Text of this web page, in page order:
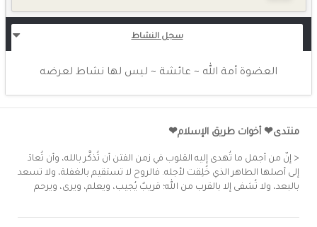
سجل النشاط
العضوة أمة الله ~ عائشة ~ ليس لها نشاط لعرضه
منتدى❤ أخوات طريق الإسلام❤
< إنّ من أجمل ما تُهدى إليه القلوب في زمن الفتن أن تُذكَّر بالله، وأن تُعادَ
إلى أصلها الطاهر الذي خُلِقت لأجله. فالروح لا تستقيم بالغفلة، ولا تسعد
بالبعد، ولا تُشفى إلا بالقرب من الله؛ قريبٌ يُجيب، ويعلم، ويرى، ويرحم